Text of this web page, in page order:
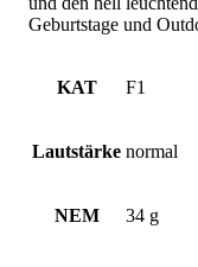
Geburtstage und
KAT F1
Lautstärke normal
NEM 34 g